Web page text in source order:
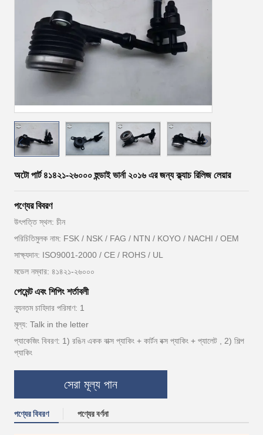
অটো পার্ট ৪১৪২১-২৬০০০ হুন্ডাই ভার্না ২০১৬ এর জন্য ক্ল্যাচ রিলিজ লেয়ার
পণ্যের বিবরণ
উৎপত্তি স্থল: চীন
পরিচিতিমুলক নাম: FSK / NSK / FAG / NTN / KOYO / NACHI / OEM
সাক্ষ্যদান: ISO9001-2000 / CE / ROHS / UL
মডেল নম্বার: ৪১৪২১-২৬০০০
পেমেন্ট এবং শিপিং শর্তাবলী
ন্যূনতম চাহিদার পরিমাণ: 1
মূল্য: Talk in the letter
প্যাকেজিং বিবরণ: 1) রঙিন একক বাক্স প্যাকিং + কার্টন বক্স প্যাকিং + প্যালেট , 2) শিল্প
প্যাকিং
সেরা মূল্য পান
পণ্যের বিবরণ পণ্যের বর্ণনা